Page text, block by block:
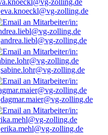
eva.knoeckl@vg-zolling.de
andrea.liebl@vg-zolling.de
sabine.lohr@vg-zolling.de
dagmar.maier@vg-zolling.de
erika.mehl@vg-zolling.de